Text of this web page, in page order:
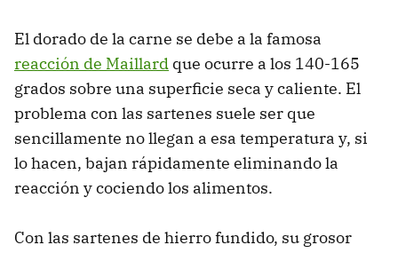
El dorado de la carne se debe a la famosa
reacción de Maillard que ocurre a los 140-165
grados sobre una superficie seca y caliente. El
problema con las sartenes suele ser que
sencillamente no llegan a esa temperatura y, si
lo hacen, bajan rápidamente eliminando la
reacción y cociendo los alimentos.
Con las sartenes de hierro fundido, su grosor